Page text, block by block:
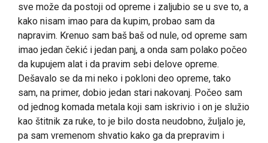
sve može da postoji od opreme i zaljubio se u sve to, a
kako nisam imao para da kupim, probao sam da
napravim. Krenuo sam baš baš od nule, od opreme sam
imao jedan čekić i jedan panj, a onda sam polako počeo
da kupujem alat i da pravim sebi delove opreme.
Dešavalo se da mi neko i pokloni deo opreme, tako
sam, na primer, dobio jedan stari nakovanj. Počeo sam
od jednog komada metala koji sam iskrivio i on je služio
kao štitnik za ruke, to je bilo dosta neudobno, žuljalo je,
pa sam vremenom shvatio kako ga da prepravim i